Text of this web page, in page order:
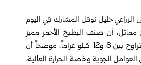
الزراعي خليل نوفل المشارك في اليوم
أن صنف البطيخ الأحمر مميز
وحجم الحبة جيد يتراوح بين 8 و12 كيلو غراماً، موضحاً أن
الجوية وخاصة الحرارة العالية،